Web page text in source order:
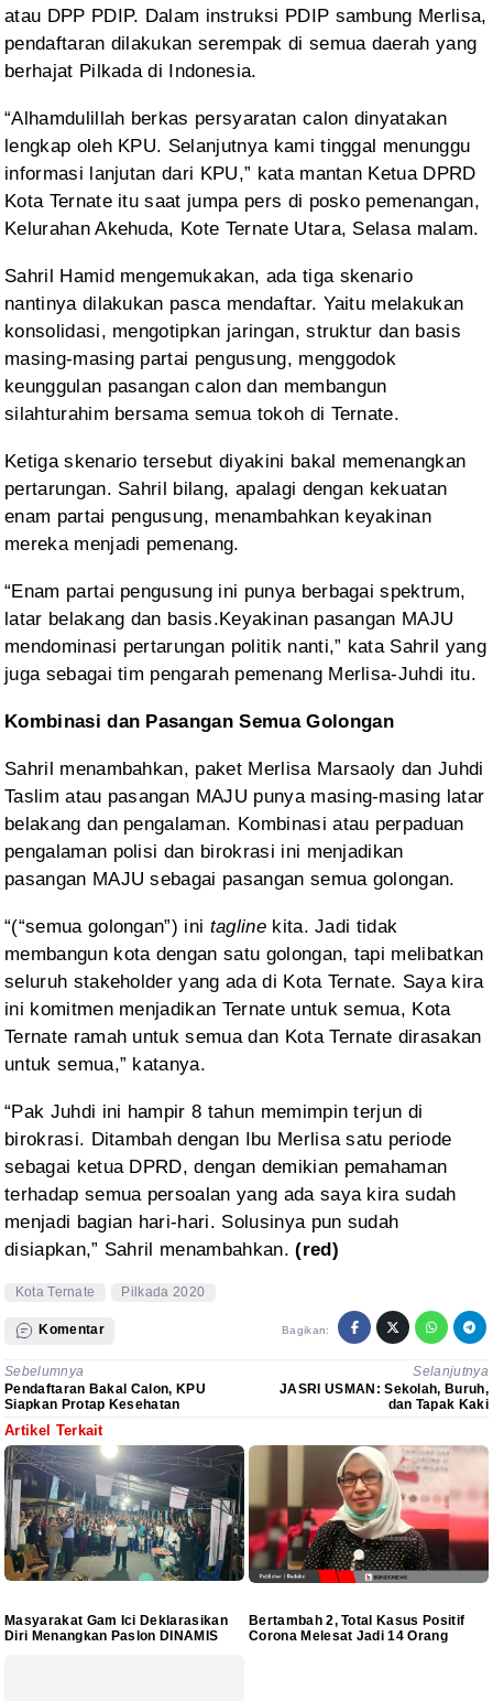
atau DPP PDIP. Dalam instruksi PDIP sambung Merlisa,
pendaftaran dilakukan serempak di semua daerah yang
berhajat Pilkada di Indonesia.
“Alhamdulillah berkas persyaratan calon dinyatakan
lengkap oleh KPU. Selanjutnya kami tinggal menunggu
informasi lanjutan dari KPU,” kata mantan Ketua DPRD
Kota Ternate itu saat jumpa pers di posko pemenangan,
Kelurahan Akehuda, Kote Ternate Utara, Selasa malam.
Sahril Hamid mengemukakan, ada tiga skenario
nantinya dilakukan pasca mendaftar. Yaitu melakukan
konsolidasi, mengotipkan jaringan, struktur dan basis
masing-masing partai pengusung, menggodok
keunggulan pasangan calon dan membangun
silahturahim bersama semua tokoh di Ternate.
Ketigaskenario tersebut diyakini bakal memenangkan
pertarungan. Sahril bilang, apalagi dengan kekuatan
enam partai pengusung, menambahkan keyakinan
merekamenjadi pemenang.
“Enam partai pengusung ini punya berbagai spektrum,
latar belakang dan basis.Keyakinanpasangan MAJU
mendominasi pertarungan politik nanti,” kata Sahril yang
juga sebagai tim pengarah pemenang Merlisa-Juhdi itu.
Kombinasi dan Pasangan Semua Golongan
Sahril menambahkan, paket Merlisa Marsaoly dan Juhdi
Taslim atau pasangan MAJU punyamasing-masing latar
belakang dan pengalaman. Kombinasi atau perpaduan
pengalaman polisi dan birokrasi ini menjadikan
pasangan MAJU sebagai pasangan semua golongan.
“(“semua golongan”) ini taglinekita. Jadi tidak
membangun kota dengan satu golongan, tapi melibatkan
seluruh stakeholder yang ada di Kota Ternate. Saya kira
ini komitmen menjadikan Ternate untuk semua, Kota
Ternate ramah untuk semua dan Kota Ternate dirasakan
untuk semua,” katanya.
“Pak Juhdi ini hampir 8 tahun memimpin terjun di
birokrasi. Ditambah dengan Ibu Merlisa satu periode
sebagai ketua DPRD, dengan demikian pemahaman
terhadap semua persoalan yang ada saya kira sudah
menjadi bagian hari-hari. Solusinya pun sudah
disiapkan,” Sahril menambahkan.(red)
Kota Ternate Pilkada 2020
Komentar Bagikan:
Sebelumnya
Pendaftaran Bakal Calon, KPU
Siapkan Protap Kesehatan
Selanjutnya
JASRI USMAN: Sekolah, Buruh,
dan Tapak Kaki
Artikel Terkait
Masyarakat Gam Ici Deklarasikan
Diri Menangkan Paslon DINAMIS
Bertambah 2, Total Kasus Positif
Corona Melesat Jadi 14 Orang